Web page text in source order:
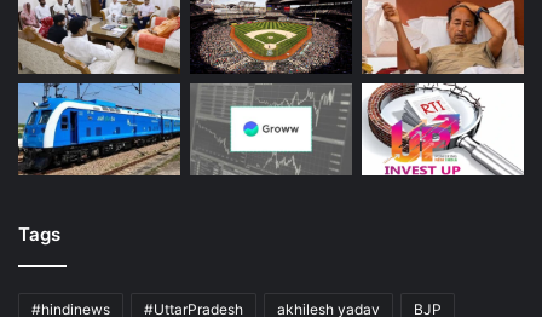
Tags
#hindinews #UttarPradesh akhilesh yadav BJP